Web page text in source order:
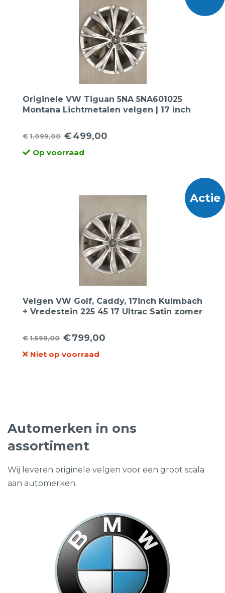
Originele VW Tiguan 5NA 5NA601025
Montana Lichtmetalen velgen | 17 inch
€1.099,00
Oorspronkelijke
prijs
€499,00
Huidige
prijsOp voorraad
Actie
Velgen VW Golf, Caddy, 17inch Kulmbach
+ Vredestein 225 45 17 Ultrac Satin zomer
€1.599,00
Oorspronkelijke
prijs
€799,00
Huidige
prijs
Niet op voorraad
Automerken in ons
assortiment
Wij leveren originele velgen voor een groot scala
aan automerken.